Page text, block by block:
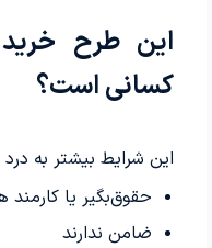
این طرح
کسانی است؟
این شرایط بیشتر به
حقوق‌بگیر یا کارمند
ضامن ندارند